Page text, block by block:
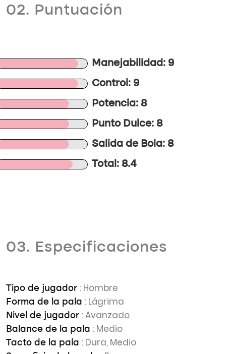
02. Puntuación
Manejabilidad: 9
Control: 9
Potencia: 8
Punto Dulce: 8
Salida de Bola: 8
Total: 8.4
03. Especificaciones
Tipo de jugador : Hombre
Forma de la pala : Lágrima
Nivel de jugador : Avanzado
Balance de la pala : Medio
Tacto de la pala : Dura, Medio